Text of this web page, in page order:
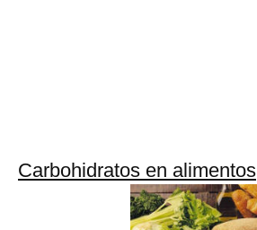
Carbohidratos en alimentos